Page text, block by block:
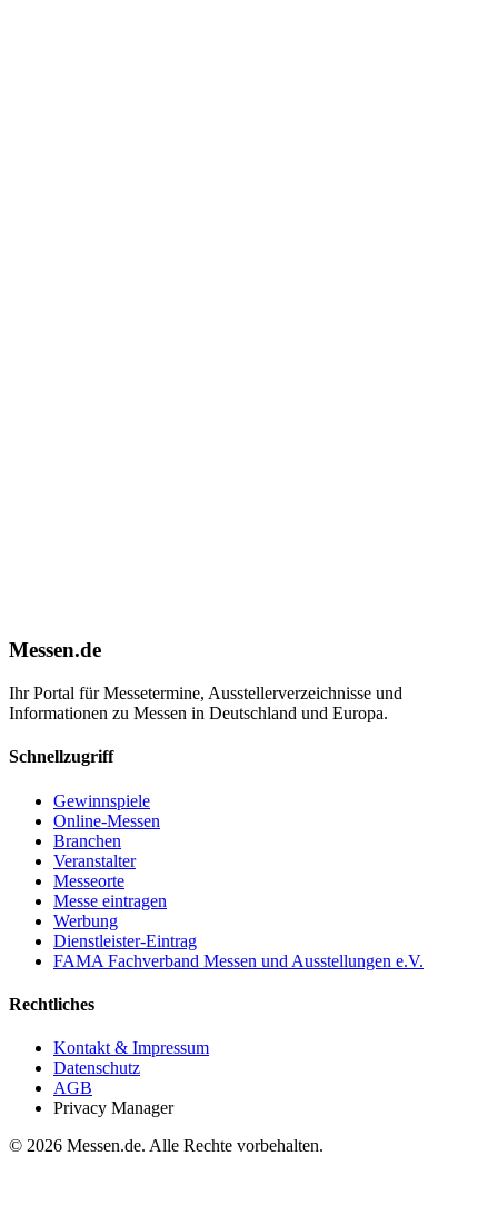
Messen.de
Ihr Portal für Messetermine, Ausstellerverzeichnisse und
Informationen zu Messen in Deutschland und Europa.
Schnellzugriff
Gewinnspiele
Online-Messen
Branchen
Veranstalter
Messeorte
Messe eintragen
Werbung
Dienstleister-Eintrag
FAMA Fachverband Messen und Ausstellungen e.V.
Rechtliches
Kontakt & Impressum
Datenschutz
AGB
Privacy Manager
© 2026 Messen.de. Alle Rechte vorbehalten.